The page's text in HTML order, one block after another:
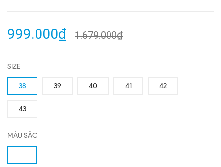
999.000₫ 1.679.000₫
SIZE
38 39 40 41 42
43
MÀU SẮC